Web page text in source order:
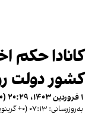
کانادا حکم
کشور دولت
۱ فروردین ۱۴۰۳، ۲۰:۲۹ (‎+۰ گرینویچ)
به‌روزرسانی: ۰۷:۱۳ (‎+۰ گرینویچ)